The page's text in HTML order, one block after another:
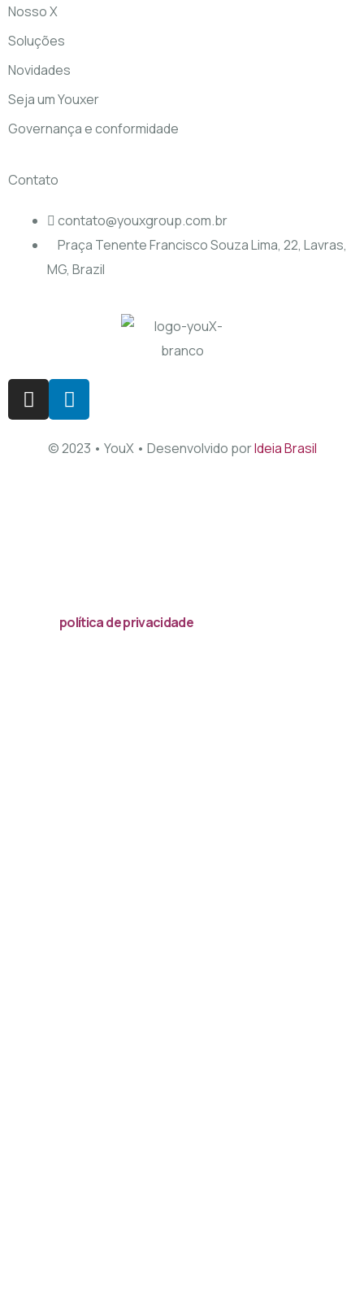
Nosso X
Soluções
Novidades
Seja um Youxer
Governança e conformidade
Contato
contato@youxgroup.com.br
Praça Tenente Francisco Souza Lima, 22, Lavras,
MG, Brazil
© 2023 • YouX • Desenvolvido porIdeia Brasil
política de privacidade